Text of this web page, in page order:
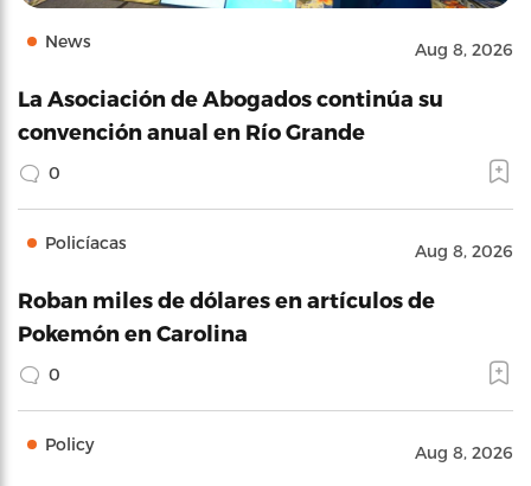
News Aug 8, 2026
La Asociación de Abogados continúa su
convención anual en Río Grande
0
Policíacas Aug 8, 2026
Roban miles de dólares en artículos de
Pokemón en Carolina
0
Policy Aug 8, 2026